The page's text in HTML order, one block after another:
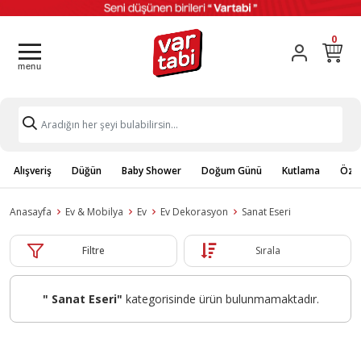
0
Alışveriş Düğün Baby Shower Doğum Günü Kutlama
Anasayfa Ev & Mobilya Ev Ev Dekorasyon Sanat Eseri
Filtre Sırala
" Sanat Eseri" kategorisinde ürün bulunmamaktadır.